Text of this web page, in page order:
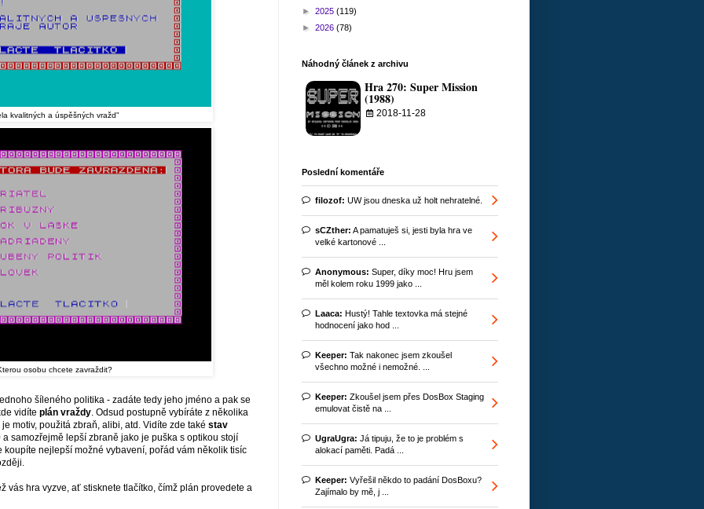
kvalitných a úspěšných vražd"
osobu chcete zavraždit?
šíleného politika - zadáte tedy jeho jméno a pak se
vidíte plán vraždy. Odsud postupně vybíráte z několika
je motiv, použitá zbraň, alibi, atd. Vidíte zde také stav
samozřejmě lepší zbraně jako je puška s optikou stojí
koupíte nejlepší možné vybavení, pořád vám několik tisíc
vás hra vyzve, ať stisknete tlačítko, čímž plán provedete a
► 2025 (119)
► 2026 (78)
Náhodný článek z archivu
Hra 270: Super Mission
(1988)
2018-11-28
Poslední komentáře
filozof: UW jsou dneska už holt nehratelné.
sCZther: A pamatuješ si, jesti byla hra ve
velké kartonové ...
Anonymous: Super, díky moc! Hru jsem
měl kolem roku 1999 jako ...
Laaca: Hustý! Tahle textovka má stejné
hodnocení jako hod ...
Keeper: Tak nakonec jsem zkoušel
všechno možné i nemožné. ...
Keeper: Zkoušel jsem přes DosBox Staging
emulovat čistě na ...
UgraUgra: Já tipuju, že to je problém s
alokací paměti. Padá ...
Keeper: Vyřešil někdo to padání DosBoxu?
Zajímalo by mě, j ...